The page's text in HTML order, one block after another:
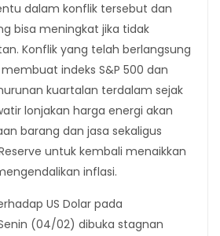
dalam konflik tersebut dan
bisa meningkat jika tidak
Konflik yang telah berlangsung
indeks S&P 500 dan
kuartalan terdalam sejak
lonjakan harga energi akan
barang dan jasa sekaligus
untuk kembali menaikkan
inflasi.
US Dolar pada
(04/02) dibuka stagnan